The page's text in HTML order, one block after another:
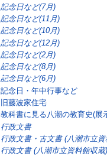
記念日など(7月)
記念日など(11月)
記念日など(10月)
記念日など(12月)
記念日など(2月)
記念日など(8月)
記念日など(6月)
記念日・年中行事など
旧藤波家住宅
教科書に見る八潮の教育史(展
行政文書
行政文書・古文書 (八潮市立
行政文書 (八潮市立資料館収